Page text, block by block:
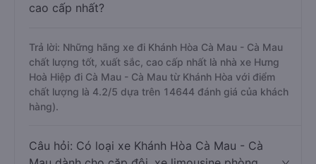
cao cấp nhất?
Trả lời: Những hãng xe đi Khánh Hòa Cà Mau - Cà Mau
chất lượng tốt, xuất sắc, cao cấp nhất là nhà xe Hưng
Hoà Hiệp đi Cà Mau - Cà Mau từ Khánh Hòa với điểm
chất lượng là 4.2/5 dựa trên 14644 đánh giá của khách
hàng).
Câu hỏi: Có loại xe Khánh Hòa Cà Mau - Cà